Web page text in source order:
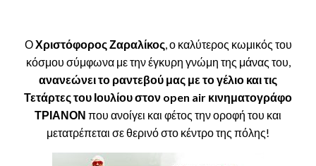
ΟΧριστόφορος Ζαραλίκος, ο καλύτερος κωμικός του
κόσμου σύμφωνα με την έγκυρη γνώμη της μάνας του,
ανανεώνει το ραντεβού μας με το γέλιο και τις
Τετάρτες του Ιουλίου στον open air κινηματογράφο
ΤΡΙΑΝΟΝ που ανοίγει και φέτος την οροφή του και
μετατρέπεται σε θερινό στο κέντρο της πόλης!